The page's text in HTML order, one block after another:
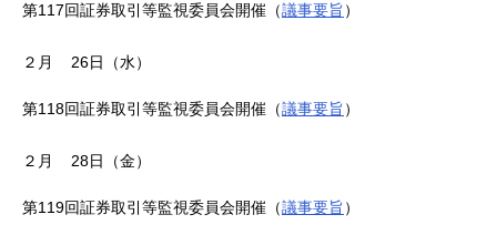
第117回証券取引等監視委員会開催（議事要旨 ）
２月 26日（水）
第118回証券取引等監視委員会開催（議事要旨 ）
２月 28日（金）
第119回証券取引等監視委員会開催（議事要旨 ）